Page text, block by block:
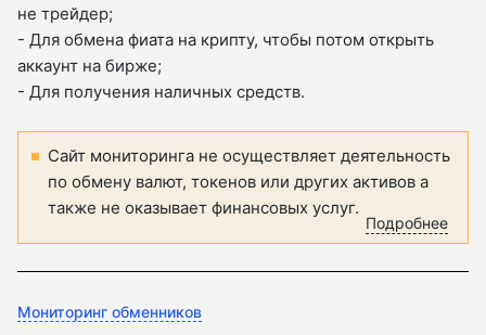
не трейдер;
- Для обмена фиата на крипту, чтобы потом открыть
аккаунт на бирже;
- Для получения наличных средств.
Сайт мониторинга не осуществляет деятельность
по обмену валют, токенов или других активов а
также не оказывает финансовых услуг.
Подробнее
Мониторинг обменников